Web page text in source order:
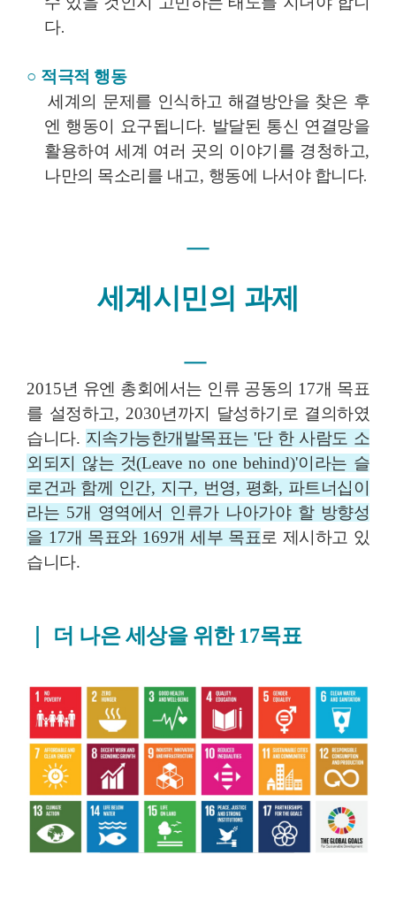
다.
○ 적극적 행동
세계의 문제를 인식하고 해결방안을 찾은 후
엔 행동이 요구됩니다. 발달된 통신 연결망을
활용하여 세계 여러 곳의 이야기를 경청하고,
나만의 목소리를 내고, 행동에 나서야 합니다.
ㅡ
세계시민의 과제
ㅡ
2015년 유엔 총회에서는 인류 공동의 17개 목표
를 설정하고, 2030년까지 달성하기로 결의하였
습니다. 지속가능한개발목표는'단 한 사람도 소
외되지 않는 것(Leave no one behind)'이라는 슬
로건과 함께 인간, 지구, 번영, 평화, 파트너십이
라는 5개 영역에서 인류가 나아가야 할 방향성
을 17개 목표와 169개 세부 목표로 제시하고 있
습니다.
더 나은 세상을 위한 17목표